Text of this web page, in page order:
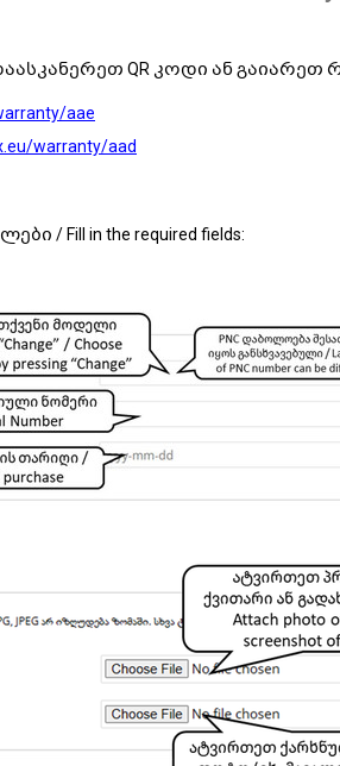
QR კოდი ან გაიარეთ
aae
warranty/aad
/ Fill in the required fields: